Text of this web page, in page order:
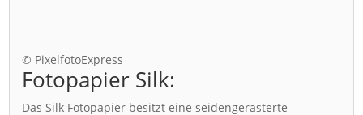
© PixelfotoExpress
Fotopapier Silk:
Das Silk Fotopapier besitzt eine seidengerasterte